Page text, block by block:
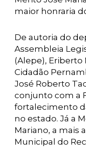
maior honraria
De autoria do
Assembleia
(Alepe), Eriberto
Cidadão
José Roberto
conjunto com a
fortalecimento
no estado. Já a
Mariano, a mais
Municipal do